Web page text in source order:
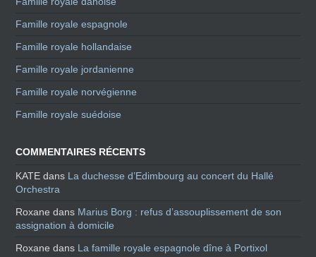
Famille royale espagnole
Famille royale hollandaise
Famille royale jordanienne
Famille royale norvégienne
Famille royale suédoise
COMMENTAIRES RÉCENTS
KATE dans La duchesse d’Edimbourg au concert du Hallé
Orchestra
Roxane dans Marius Borg : refus d’assouplissement de son
assignation à domicile
Roxane dans La famille royale espagnole dîne à Portixol